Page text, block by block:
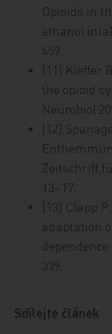
Opioids in
ethanol
459.
[11] Kieffer
the opioid
Neurobiol
[12]
Zeitschrift
13–17.
[13] Clapp
adaptation
339.
Sdílejte článek